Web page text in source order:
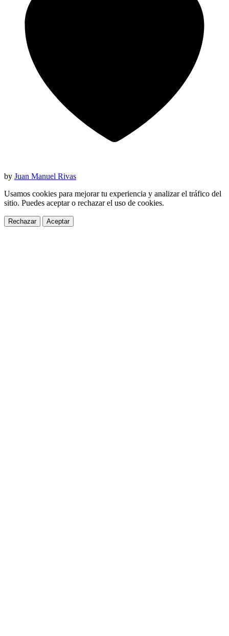
by Juan Manuel Rivas
Usamos cookies para mejorar tu experiencia y analizar el tráfico del
sitio. Puedes aceptar o rechazar el uso de cookies.
Rechazar Aceptar